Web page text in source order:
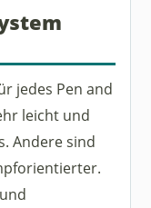
jedes Pen and
leicht und
Andere sind